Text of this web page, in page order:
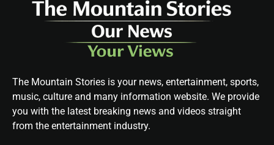
The Mountain Stories is your news, entertainment, sports,
music, culture and many information website. We provide
you with the latest breaking news and videos straight
from the entertainment industry.